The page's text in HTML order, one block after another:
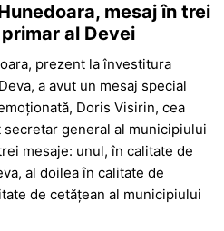
mesaj în trei
al Devei
prezent la învestitura
a avut un mesaj special
Doris Visirin, cea
general al municipiului
mesaje: unul, în calitate de
al doilea în calitate de
de cetățean al municipiului